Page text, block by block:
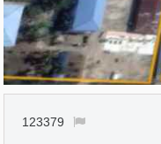
123379